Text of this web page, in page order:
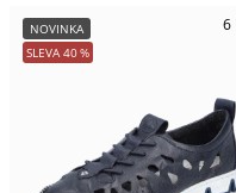
NOVINKA
SLEVA 40%